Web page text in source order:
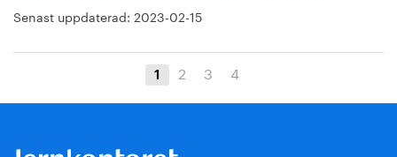
Senast uppdaterad: 2023-02-15
1 2 3 4